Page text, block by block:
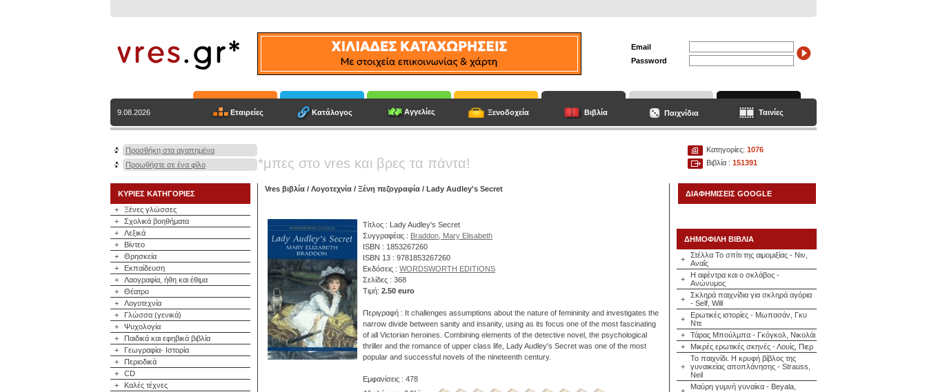
Email
Password
9.08.2026 Εταιρείες Κατάλογος Αγγελίες Ξενοδοχεία Βιβλία Παιχνίδια Ταινίες
Προσθήκη στα αγαπημένα
Προωθήστε σε ένα φίλο
*μπες στο vres και βρες τα πάντα!
Κατηγορίες: 1076
Βιβλία : 151391
ΚΥΡΙΕΣ ΚΑΤΗΓΟΡΙΕΣ
+
Ξένες γλώσσες
+
Σχολικά βοηθήματα
+
Λεξικά
+
Βίντεο
+
Θρησκεία
+
Εκπαίδευση
+
Λαογραφία, ήθη και έθιμα
+
Θέατρο
+
Λογοτεχνία
+
Γλώσσα (γενικά)
+
Ψυχολογία
+
Παιδικά και εφηβικά βιβλία
+
Γεωγραφία- Ιστορία
+
Περιοδικά
+
CD
+
Καλές τέχνες
Vres βιβλία / Λογοτεχνία / Ξένη πεζογραφία / Lady Audley's Secret
Τίτλος : Lady Audley's Secret
Συγγραφέας : Braddon, Mary Elisabeth
ISBN : 1853267260
ISBN 13 : 9781853267260
Εκδόσεις : WORDSWORTH EDITIONS
Σελίδες : 368
Τιμή: 2.50 euro
Περιγραφή : It challenges assumptions about the nature of femininity and investigates the
narrow divide between sanity and insanity, using as its focus one of the most fascinating
of all Victorian heroines. Combining elements of the detective novel, the psychological
thriller and the romance of upper class life, Lady Audley's Secret was one of the most
popular and successful novels of the nineteenth century.
Εμφανίσεις : 478
ΔΙΑΦΗΜΙΣΕΙΣ GOOGLE
ΔΗΜΟΦΙΛΗ ΒΙΒΛΙΑ
+
Στέλλα Το σπίτι της αιμομιξίας - Νιν,
Αναΐς
+
Η αφέντρα και ο σκλάβος -
Ανώνυμος
+
Σκληρά παιχνίδια για σκληρά αγόρια
- Self, Will
+
Ερωτικές ιστορίες - Μωπασάν, Γκυ
Ντε
+
Τάρας Μπούλμπα - Γκόγκολ, Νικολάι
+
Μικρές ερωτικές σκηνές - Λουίς, Πιερ
+
Το παιχνίδι. Η κρυφή βίβλος της
γυναικείας αποπλάνησης - Strauss,
Neil
Μαύρη γυμνή γυναίκα - Beyala,